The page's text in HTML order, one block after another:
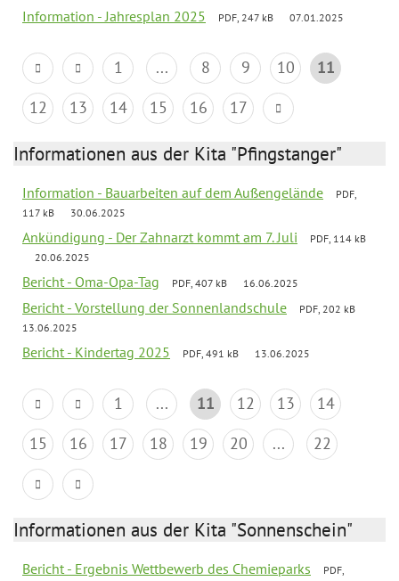
Information - Jahresplan 2025 PDF, 247 kB 07.01.2025
1 ... 8 9 10
11
12
13 14 15 16 17
Informationen aus der Kita "Pfingstanger"
Information - Bauarbeiten auf dem Außengelände
PDF,
117 kB
30.06.2025
Ankündigung - Der Zahnarzt kommt am 7. Juli
PDF, 114 kB
20.06.2025
Bericht - Oma-Opa-Tag PDF, 407 kB 16.06.2025
Bericht - Vorstellung der Sonnenlandschule
PDF, 202 kB
13.06.2025
Bericht - Kindertag 2025 PDF, 491 kB 13.06.2025
1 ... 11 12 13
14
15
16 17 18 19 20 ... 22
Informationen aus der Kita "Sonnenschein"
Bericht - Ergebnis Wettbewerb des Chemieparks
PDF,